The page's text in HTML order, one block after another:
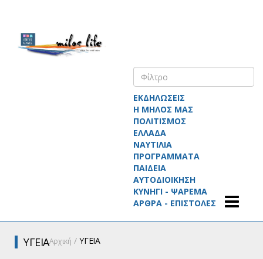
ΕΚΔΗΛΩΣΕΙΣ
Η ΜΗΛΟΣ ΜΑΣ
ΠΟΛΙΤΙΣΜΟΣ
ΕΛΛΑΔΑ
ΝΑΥΤΙΛΙΑ
ΠΡΟΓΡΑΜΜΑΤΑ
ΠΑΙΔΕΙΑ
ΑΥΤΟΔΙΟΙΚΗΣΗ
ΚΥΝΗΓΙ - ΨΑΡΕΜΑ
ΑΡΘΡΑ - ΕΠΙΣΤΟΛΕΣ
ΥΓΕΙΑΑρχική ΥΓΕΙΑ